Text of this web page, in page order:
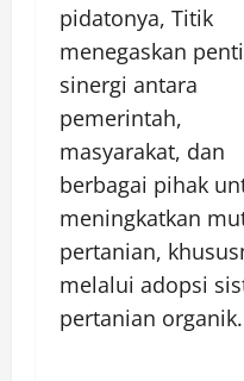
pidatonya, Titik
menegaskan
sinergi antara
pemerintah,
masyarakat, dan
berbagai pihak
meningkatkan
pertanian,
melalui adopsi
pertanian organik.